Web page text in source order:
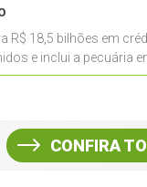
R$ 18,5 bilhões em
e inclui a pecuária
CONFIRA